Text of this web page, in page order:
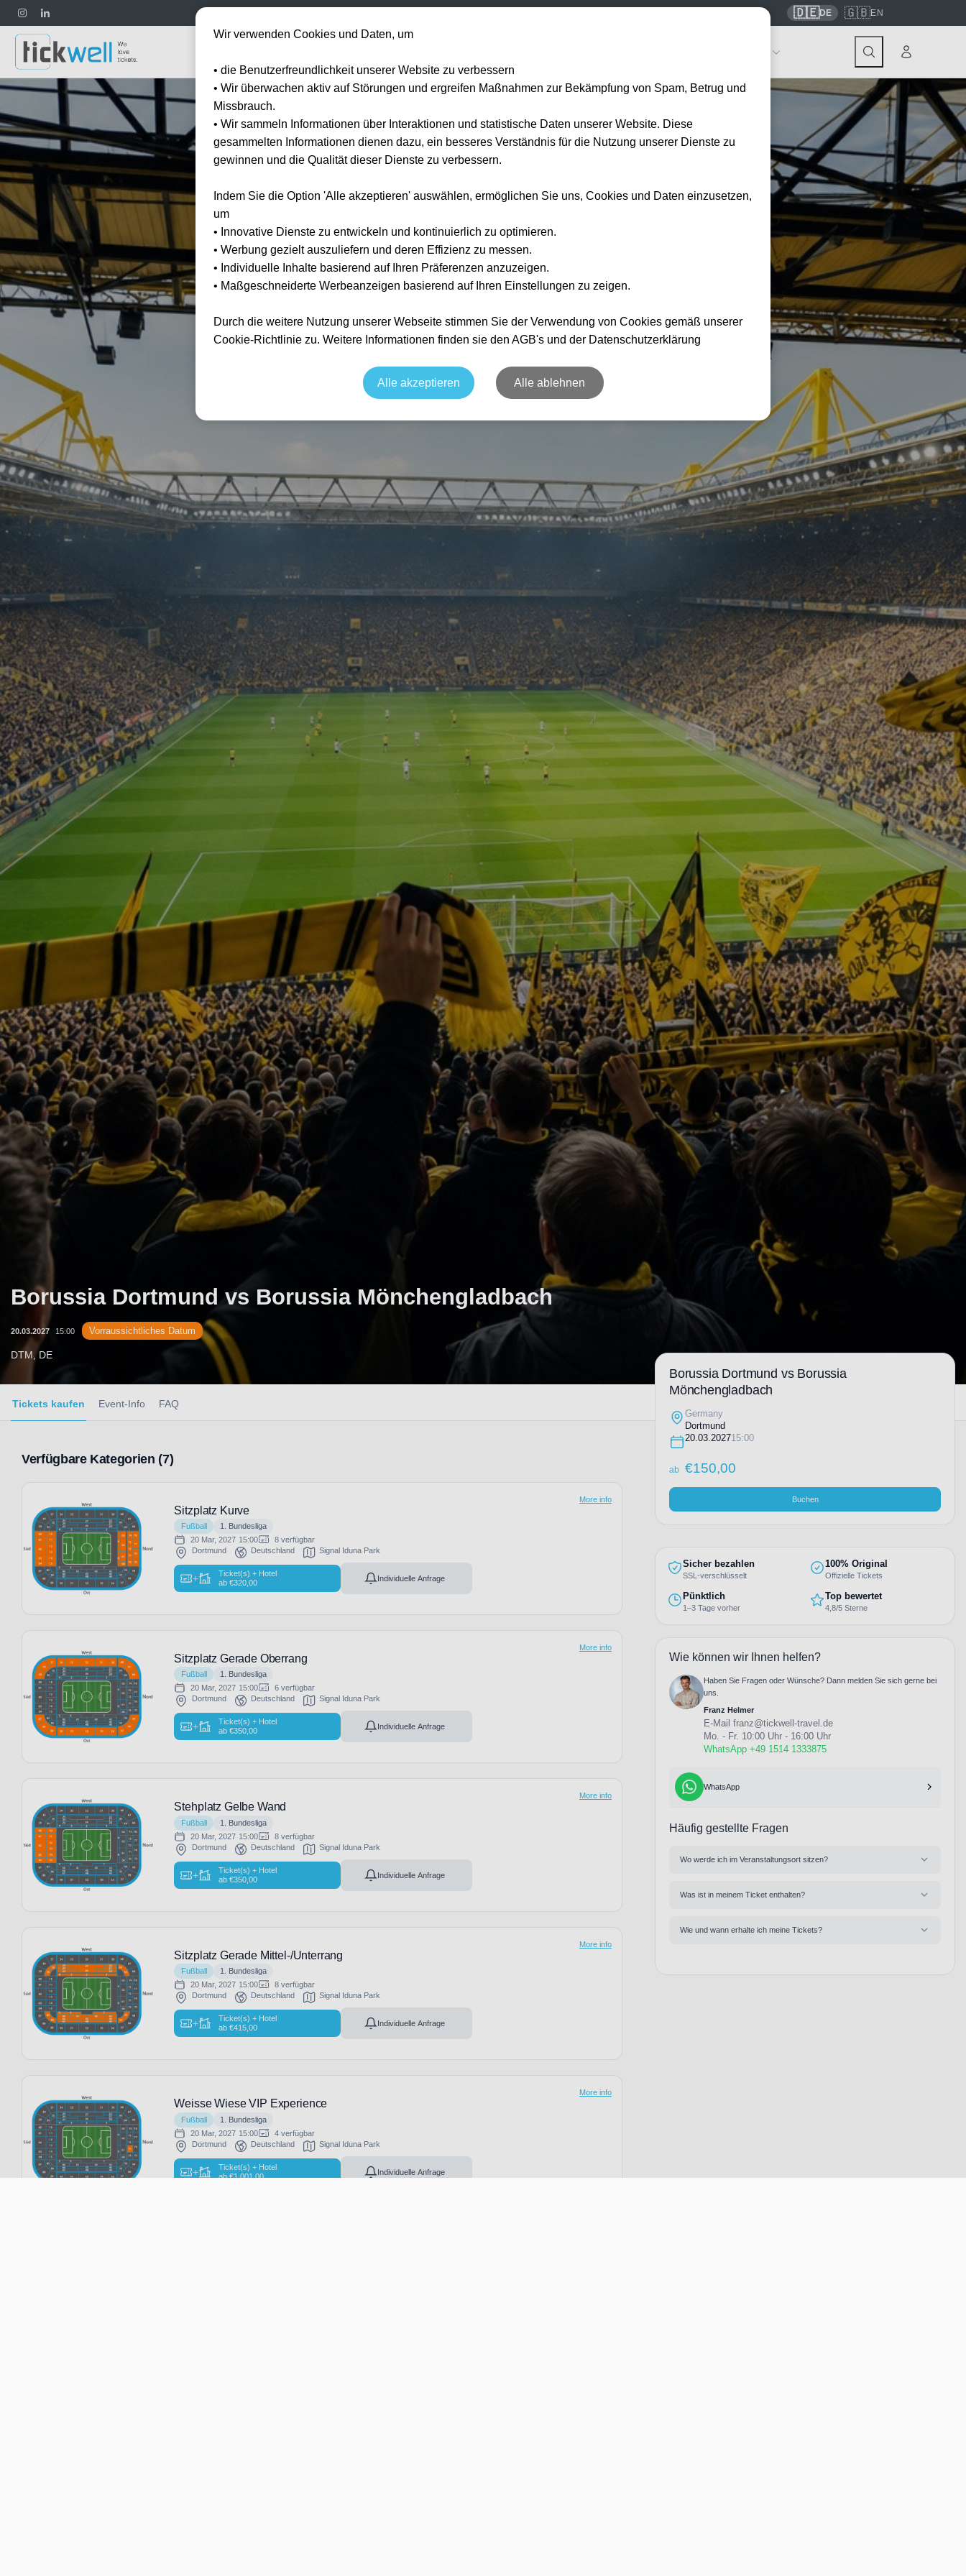
contact@tickwell-travel.de 🇩🇪DE 🇬🇧EN
Borussia Dortmund vs Borussia Mönchengladbach
20.03.2027 15:00 Vorraussichtliches Datum
DTM, DE
Tickets kaufen Event-Info FAQ
Verfügbare Kategorien (7)
Sitzplatz Kurve
Fußball
1. Bundesliga
20 Mar, 2027 15:00
8 verfügbar
Dortmund
Deutschland Signal Iduna Park
+
Ticket(s) + Hotel
ab€320,00 Individuelle Anfrage
More info
Sitzplatz Gerade Oberrang
Fußball
1. Bundesliga
20 Mar, 2027 15:00
6 verfügbar
Dortmund
Deutschland Signal Iduna Park
+
Ticket(s) + Hotel
ab€350,00 Individuelle Anfrage
More info
Stehplatz Gelbe Wand
Fußball
1. Bundesliga
20 Mar, 2027 15:00
8 verfügbar
Dortmund
Deutschland Signal Iduna Park
+
Ticket(s) + Hotel
ab€350,00 Individuelle Anfrage
More info
Sitzplatz Gerade Mittel-/Unterrang
Fußball
1. Bundesliga
20 Mar, 2027 15:00
8 verfügbar
Dortmund
Deutschland Signal Iduna Park
+
Ticket(s) + Hotel
ab€415,00 Individuelle Anfrage
More info
Weisse Wiese VIP Experience
Fußball
1. Bundesliga
20 Mar, 2027 15:00
4 verfügbar
Dortmund
Deutschland Signal Iduna Park
+
Ticket(s) + Hotel
ab€1.001,00 Individuelle Anfrage
More info
Borussia Dortmund vs Borussia
Mönchengladbach
Germany
Dortmund
20.03.202715:00
ab €150,00
Buchen
Sicher bezahlen
SSL-verschlüsselt
100% Original
Offizielle Tickets
Pünktlich
1–3 Tage vorher
Top bewertet
4,8/5 Sterne
Wie können wir Ihnen helfen?
Haben Sie Fragen oder Wünsche? Dann melden Sie sich gerne bei
uns.
Franz Helmer
E-Mail franz@tickwell-travel.de
Mo. - Fr. 10:00 Uhr - 16:00 Uhr
WhatsApp +49 1514 1333875
WhatsApp
Häufig gestellte Fragen
Wo werde ich im Veranstaltungsort sitzen?
Was ist in meinem Ticket enthalten?
Wie und wann erhalte ich meine Tickets?
Wir verwenden Cookies und Daten, um
• die Benutzerfreundlichkeit unserer Website zu verbessern
• Wir überwachen aktiv auf Störungen und ergreifen Maßnahmen zur Bekämpfung von Spam, Betrug und
Missbrauch.
• Wir sammeln Informationen über Interaktionen und statistische Daten unserer Website. Diese
gesammelten Informationen dienen dazu, ein besseres Verständnis für die Nutzung unserer Dienste zu
gewinnen und die Qualität dieser Dienste zu verbessern.
Indem Sie die Option 'Alle akzeptieren' auswählen, ermöglichen Sie uns, Cookies und Daten einzusetzen,
um
• Innovative Dienste zu entwickeln und kontinuierlich zu optimieren.
• Werbung gezielt auszuliefern und deren Effizienz zu messen.
• Individuelle Inhalte basierend auf Ihren Präferenzen anzuzeigen.
• Maßgeschneiderte Werbeanzeigen basierend auf Ihren Einstellungen zu zeigen.
Durch die weitere Nutzung unserer Webseite stimmen Sie der Verwendung von Cookies gemäß unserer
Cookie-Richtlinie zu. Weitere Informationen finden sie den AGB's und der Datenschutzerklärung
Alle akzeptieren Alle ablehnen